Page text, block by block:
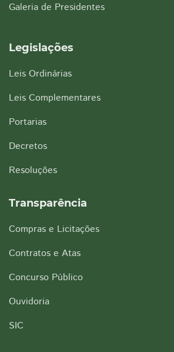
Galeria de Presidentes
Legislações
Leis Ordinárias
Leis Complementares
Portarias
Decretos
Resoluções
Transparência
Compras e Licitações
Contratos e Atas
Concurso Público
Ouvidoria
SIC